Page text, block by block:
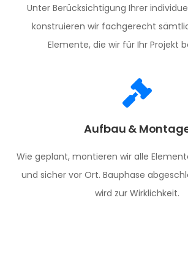
Unter Berücksichtigung Ihrer
konstruieren wir fachgerecht
Elemente, die wir für Ihr Projekt
Aufbau &
Wie geplant, montieren wir alle
und sicher vor Ort. Bauphase
wird zur Wirklichkeit.